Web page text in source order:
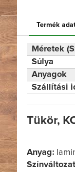
Termék
Méretek
Súlya
Anyagok
Szállítási
Tükör,
Anyag: